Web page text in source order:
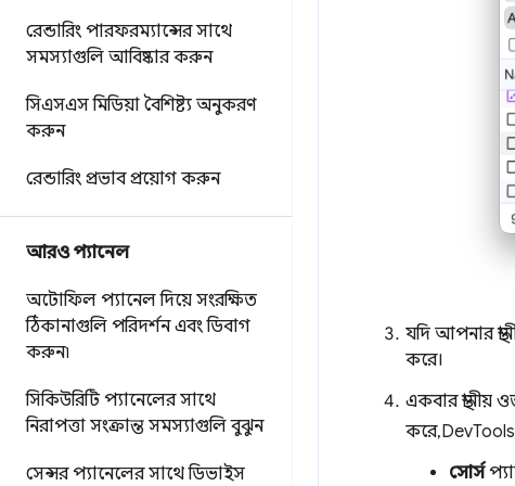
রেন্ডারিং পারফরম্যান্সের সাথে
সমস্যাগুলি আবিষ্কার করুন
সিএসএস মিডিয়া বৈশিষ্ট্য অনুকরণ
করুন
রেন্ডারিং প্রভাব প্রয়োগ করুন
আরও প্যানেল
অটোফিল প্যানেল দিয়ে সংরক্ষিত
ঠিকানাগুলি পরিদর্শন এবং ডিবাগ
করুন৷
সিকিউরিটি প্যানেলের সাথে
নিরাপত্তা সংক্রান্ত সমস্যাগুলি বুঝুন
সেন্সর প্যানেলের সাথে ডিভাইস
যদি আপনার
করে।
একবার
করে,
সোর্স